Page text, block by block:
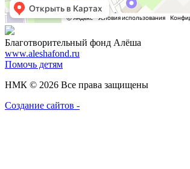
Благотворительный фонд Алёша
www.aleshafond.ru
Помочь детям
НМК © 2026 Все права защищены
Создание сайтов -